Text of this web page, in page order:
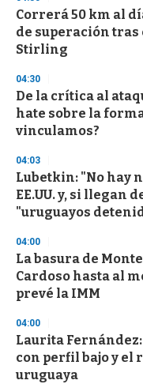
s
Correrá 50 km al
de superación tras
Stirling
04:30
De la crítica al
hate sobre la
vinculamos?
04:03
Lubetkin: "No hay
EE.UU. y, si
"uruguayos
04:00
La basura de
Cardoso hasta al
prevé la IMM
04:00
Laurita
con perfil bajo y el
uruguaya